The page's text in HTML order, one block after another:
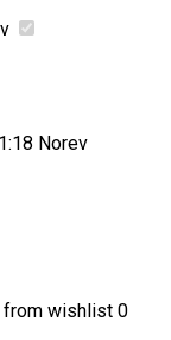
Norev
from wishlist 0